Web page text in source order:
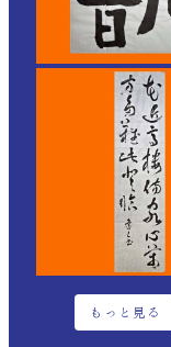
もっと見る